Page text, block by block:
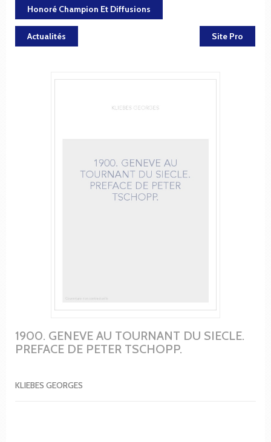
Honoré Champion Et Diffusions
Actualités Site Pro
1900. GENEVE AU TOURNANT DU SIECLE.
PREFACE DE PETER TSCHOPP.
KLIEBES GEORGES